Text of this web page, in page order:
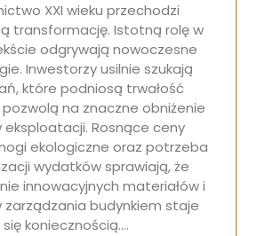
XXI wieku przechodzi
transformację. Istotną rolę w
odgrywają nowoczesne
Inwestorzy usilnie szukają
które podniosą trwałość
na znaczne obniżenie
eksploatacji. Rosnące ceny
ekologiczne oraz potrzeba
wydatków sprawiają, że
innowacyjnych materiałów i
budynkiem staje
się koniecznością.…